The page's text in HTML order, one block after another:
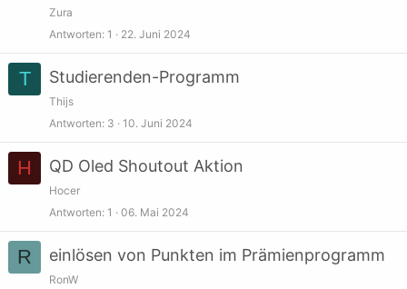
Zura
Antworten 1 22. Juni 2024
T Studierenden-Programm
Thijs
Antworten 3 10. Juni 2024
H QD Oled Shoutout Aktion
Hocer
Antworten 1 06. Mai 2024
R einlösen von Punkten im Prämienprogramm
RonW